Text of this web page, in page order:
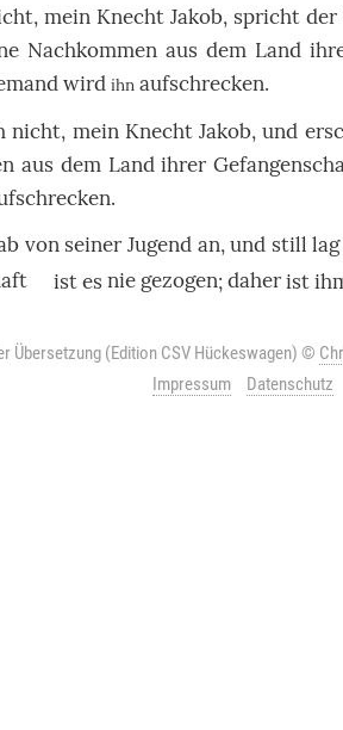
, mein Knecht Jakob, sprichtder
Nachkommenaus dem Land
wird ihn aufschrecken.
nicht, mein Knecht Jakob, und
aus dem Landihrer
.
von seiner Jugendan, und still lag
ist esnie gezogen;daherist
Übersetzung (Edition CSV Hückeswagen) ©
Impressum
Datenschutz